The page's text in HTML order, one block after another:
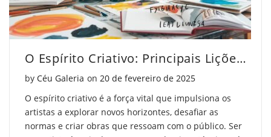
O Espírito Criativo: Principais Lições para Artistas
by Céu Galeria on Posted on
20 de fevereiro de 2025
O espírito criativo é a força vital que impulsiona os
artistas a explorar novos horizontes, desafiar as
normas e criar obras que ressoam com o público. Ser